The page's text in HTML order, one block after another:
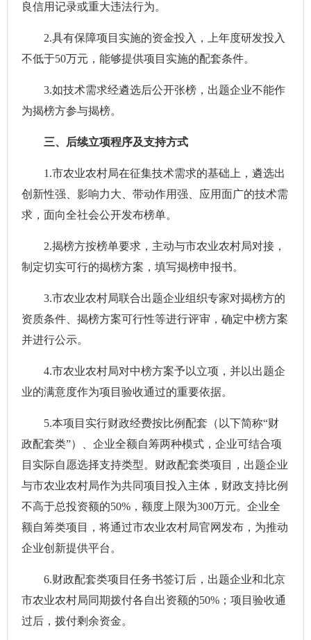
良信用记录或重大违法行为。
2.具有保障项目实施的资金投入，上年度研发投入
不低于50万元，能够提供项目实施的配套条件。
3.如技术需求经遴选后公开张榜，出题企业不能作
为揭榜方参与揭榜。
三、后续立项程序及支持方式
1.市农业农村局在征集技术需求的基础上，遴选出
创新性强、影响力大、带动作用强、应用面广的技术需
求，面向全社会公开发布榜单。
2.揭榜方按榜单要求，主动与市农业农村局对接，
制定切实可行的揭榜方案，填写揭榜申报书。
3.市农业农村局联合出题企业组织专家对揭榜方的
资质条件、揭榜方案可行性等进行评审，确定中榜方案
并进行公示。
4.市农业农村局对中榜方案予以立项，并以出题企
业的满意度作为项目验收通过的重要依据。
5.本项目实行财政经费按比例配套（以下简称“财
政配套类”）、企业全额自筹两种模式，企业可结合项
目实际自愿选择支持类型。财政配套类项目，出题企业
与市农业农村局作为共同项目投入主体，财政支持比例
不高于总投资额的50%，额度上限为300万元。企业全
额自筹类项目，将通过市农业农村局官网发布，为推动
企业创新提供平台。
6.财政配套类项目任务书签订后，出题企业和北京
市农业农村局同期拨付各自出资额的50%；项目验收通
过后，拨付剩余资金。